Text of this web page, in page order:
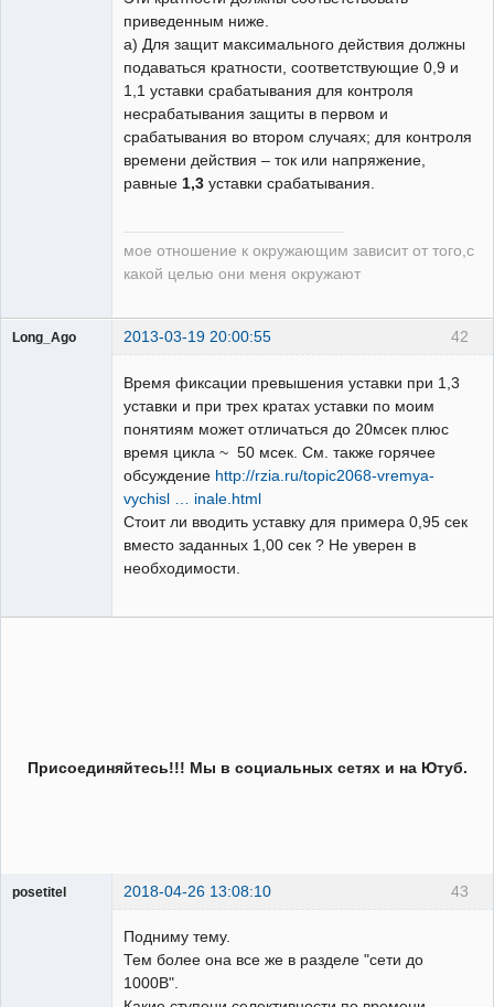
приведенным ниже.
а) Для защит максимального действия должны
подаваться кратности, соответствующие 0,9 и
1,1 уставки срабатывания для контроля
несрабатывания защиты в первом и
срабатывания во втором случаях; для контроля
времени действия – ток или напряжение,
равные 1,3 уставки срабатывания.
мое отношение к окружающим зависит от того,с
какой целью они меня окружают
42
Long_Ago 2013-03-19 20:00:55
Время фиксации превышения уставки при 1,3
уставки и при трех кратах уставки по моим
понятиям может отличаться до 20мсек плюс
время цикла ~ 50 мсек. См. также горячее
обсуждение http://rzia.ru/topic2068-vremya-
vychisl … inale.html
Стоит ли вводить уставку для примера 0,95 сек
вместо заданных 1,00 сек ? Не уверен в
необходимости.
Присоединяйтесь!!! Мы в социальных сетях и на Ютуб.
43
posetitel 2018-04-26 13:08:10
Подниму тему.
Тем более она все же в разделе "сети до
1000В".